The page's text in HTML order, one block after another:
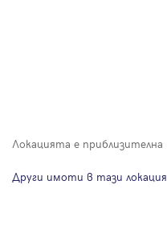
Локацията е приблизителна
Други имоти в тази локация